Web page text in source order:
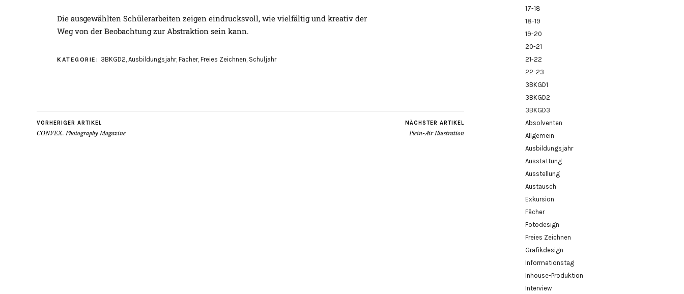
Die ausgewählten Schülerarbeiten zeigen eindrucksvoll, wie vielfältig und kreativ der
Weg von der Beobachtung zur Abstraktion sein kann.
KATEGORIE: 3BKGD2, Ausbildungsjahr, Fächer, Freies Zeichnen, Schuljahr
VORHERIGER ARTIKEL
CONVEX. Photography Magazine
NÄCHSTER ARTIKEL
Plein-Air Illustration
17-18
18-19
19-20
20-21
21-22
22-23
3BKGD1
3BKGD2
3BKGD3
Absolventen
Allgemein
Ausbildungsjahr
Ausstattung
Ausstellung
Austausch
Exkursion
Fächer
Fotodesign
Freies Zeichnen
Grafikdesign
Informationstag
Inhouse-Produktion
Interview